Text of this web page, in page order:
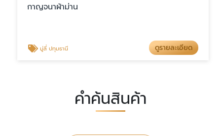
กาญจนาผ้าม่าน
มู่ลี่ ปทุมธานี ดูรายละเอียด
คำค้นสินค้า